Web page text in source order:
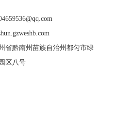
省黔南州苗族自治州都匀市绿
区八号